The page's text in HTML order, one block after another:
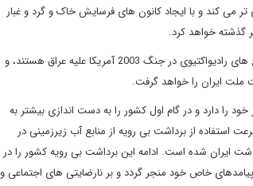
می کند و با ایجاد کانون های فرسایش خاک و گرد و غبار
گذشته خواهد کرد.
طبق نظر کارشناسان غربی این ریزگردها از مناطقی برمی خیزند که آلوده به سلاح های شیمیایی و سلاح های رادیواکتیوی در جنگ 2003 آمریکا علیه عراق هستند، و
ملت ایران را خواهد گرفت.
را دارد و در گام اول کشور را به دست اندازی بیشتر به
استفاده از برداشت بی رویه از منابع آب زیرزمینی در
در قیاس با استاندارد جهانی سه برابر بیشتر گردیده و تا کنون عامل خشکاندن ۲۹۷ دشت از ۶۰۰ دشت ایران شده است. ادامه این برداشت بی رویه کشور را در
خاص خود منجر گردد و بر نارضایتی های اجتماعی و